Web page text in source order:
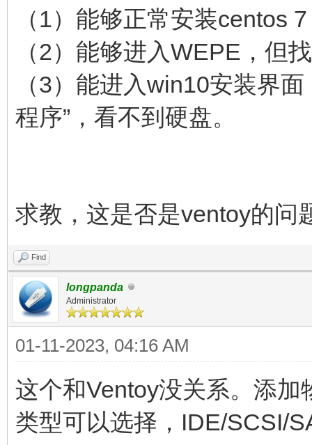
（1）能够正常安装centos
（2）能够进入WEPE，但
（3）能进入win10安装界
程序”，看不到硬盘。
求教，这是否是ventoy的问
Find
longpanda
Administrator
01-11-2023, 04:16 AM
这个和Ventoy没关系。添
类型可以选择，IDE/SCSI/